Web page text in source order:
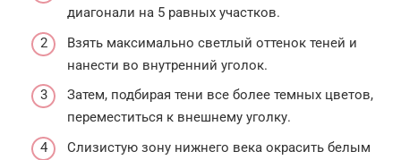
диагонали на 5 равных участков.
Взять максимально светлый оттенок теней и
нанести во внутренний уголок.
Затем, подбирая тени все более темных цветов,
переместиться к внешнему уголку.
Слизистую зону нижнего века окрасить белым